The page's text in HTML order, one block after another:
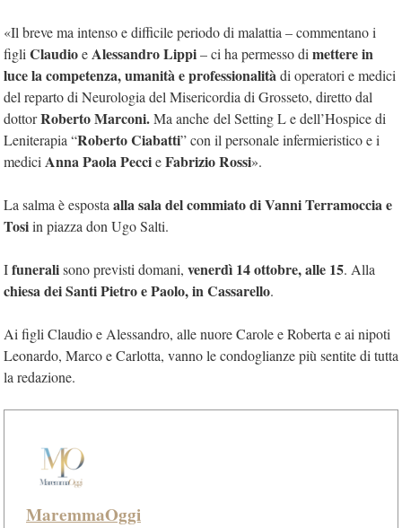
«Il breve ma intenso e difficile periodo di malattia – commentano i
figli ClaudioeAlessandro Lippi– ci ha permesso di mettere in
luce la competenza, umanità e professionalitàdi operatori e medici
del reparto di Neurologia del Misericordia di Grosseto, diretto dal
dottorRoberto Marconi.Ma anche del Setting L e dell’Hospice di
Leniterapia “Roberto Ciabatti” con il personale infermieristico e i
medici Anna Paola PeccieFabrizio Rossi».
La salma è esposta alla sala del commiato di Vanni Terramoccia e
Tosiin piazza don Ugo Salti.
Ifuneralisono previsti domani, venerdì 14 ottobre, alle 15. Alla
chiesa dei Santi Pietro e Paolo, in Cassarello.
Ai figli Claudio e Alessandro, alle nuore Carole e Roberta e ai nipoti
Leonardo, Marco e Carlotta, vanno le condoglianze più sentite di tutta
la redazione.
MaremmaOggi